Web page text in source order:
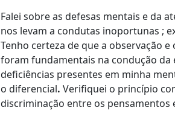
Falei sobre as defesas mentais e da
nos levam a condutas inoportunas ;
Tenho certeza de que a observação
foram fundamentais na condução da
deficiências presentes em minha
o diferencial.Verifiquei o princípio
discriminação entre os pensamentos